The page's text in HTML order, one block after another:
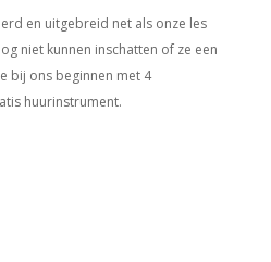
en uitgebreid net als onze les
niet kunnen inschatten of ze een
bij ons beginnen met 4
huurinstrument.